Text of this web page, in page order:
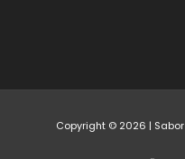
Copyright © 2026 |